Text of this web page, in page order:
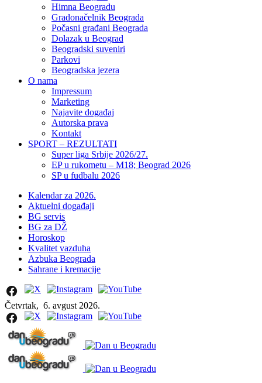
Himna Beogradu
Gradonačelnik Beograda
Počasni građani Beograda
Dolazak u Beograd
Beogradski suveniri
Parkovi
Beogradska jezera
O nama
Impressum
Marketing
Najavite događaj
Autorska prava
Kontakt
SPORT – REZULTATI
Super liga Srbije 2026/27.
EP u rukometu – M18; Beograd 2026
SP u fudbalu 2026
Kalendar za 2026.
Aktuelni događaji
BG servis
BG za DŽ
Horoskop
Kvalitet vazduha
Azbuka Beograda
Sahrane i kremacije
Četvrtak, 6. avgust 2026.